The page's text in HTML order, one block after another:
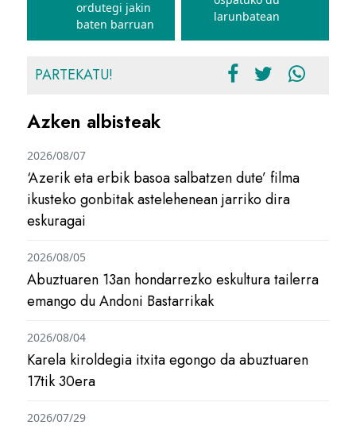
ordutegi jakin
baten barruan
larunbatean
PARTEKATU!
Azken albisteak
‘Azerik eta erbik basoa salbatzen dute’ filma
ikusteko gonbitak astelehenean jarriko dira
eskuragai
2026/08/07
Abuztuaren 13an hondarrezko eskultura tailerra
emango du Andoni Bastarrikak
2026/08/05
Karela kiroldegia itxita egongo da abuztuaren
17tik 30era
2026/08/04
2026/07/29